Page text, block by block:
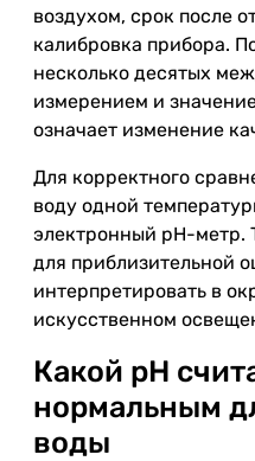
воздухом, срок после
калибровка прибора.
несколько десятых
измерением и
означает изменение
Для корректного
воду одной
электронный pH-метр.
для приблизительной
интерпретировать в
искусственном
Какой pH
нормальным
воды